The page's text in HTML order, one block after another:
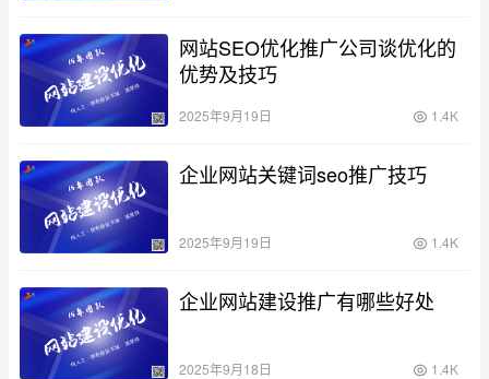
网站SEO优化推广公司谈优化的
优势及技巧
2025年9月19日 1.4K
企业网站关键词seo推广技巧
2025年9月19日 1.4K
企业网站建设推广有哪些好处
2025年9月18日 1.4K